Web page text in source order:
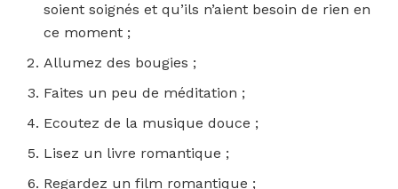
soient soignés et qu’ils n’aient besoin de rien en
ce moment ;
Allumez des bougies ;
Faites un peu de méditation ;
Ecoutez de la musique douce ;
Lisez un livre romantique ;
Regardez un film romantique ;